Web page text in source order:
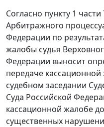
Согласно пункту 1 части
Арбитражного
Федерации по
жалобы судья
Федерации выносит
передаче
судебном заседании
Суда Российской
кассационной жалобе
существенных